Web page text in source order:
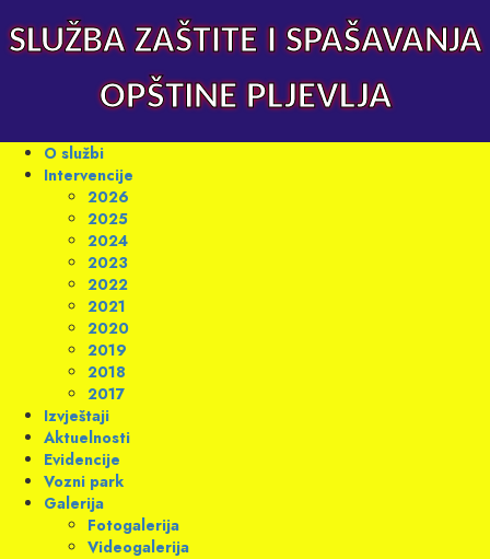
to
content
SLUŽBA ZAŠTITE I SPAŠAVANJA
OPŠTINE PLJEVLJA
Primary
Menu
O službi
Intervencije
2026
2025
2024
2023
2022
2021
2020
2019
2018
2017
Izvještaji
Aktuelnosti
Evidencije
Vozni park
Galerija
Fotogalerija
Videogalerija